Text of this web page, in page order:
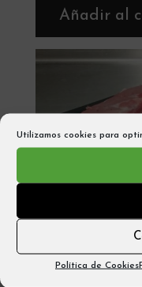
Utilizamos cookies para
Política de Cookies
Añadir al